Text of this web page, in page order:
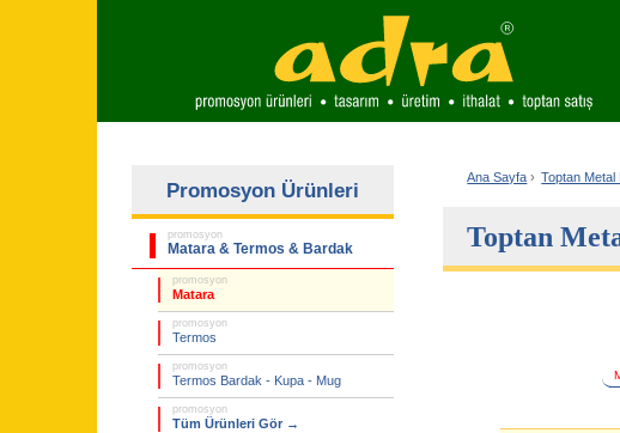
Promosyon Ürünleri
promosyon
Matara & Termos & Bardak
promosyon
Matara
promosyon
Termos
promosyon
Termos Bardak - Kupa - Mug
promosyon
Tüm Ürünleri Gör →
Ana Sayfa › Toptan Metal
Toptan